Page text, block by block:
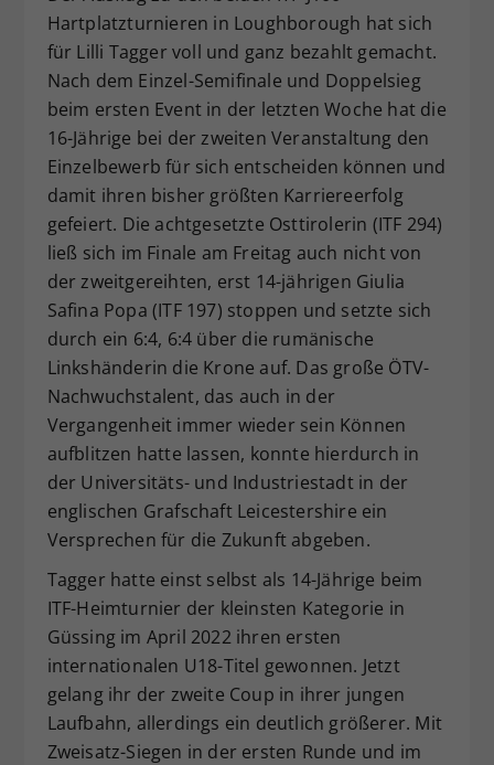
Hartplatzturnieren in Loughborough hat sich
für Lilli Tagger voll und ganz bezahlt gemacht.
Nach dem Einzel-Semifinale und Doppelsieg
beim ersten Event in der letzten Woche hat die
16-Jährige bei der zweiten Veranstaltung den
Einzelbewerb für sich entscheiden können und
damit ihren bisher größten Karriereerfolg
gefeiert. Die achtgesetzte Osttirolerin (ITF 294)
ließ sich im Finale am Freitag auch nicht von
der zweitgereihten, erst 14-jährigen Giulia
Safina Popa (ITF 197) stoppen und setzte sich
durch ein 6:4, 6:4 über die rumänische
Linkshänderin die Krone auf. Das große ÖTV-
Nachwuchstalent, das auch in der
Vergangenheit immer wieder sein Können
aufblitzen hatte lassen, konnte hierdurch in
der Universitäts- und Industriestadt in der
englischen Grafschaft Leicestershire ein
Versprechen für die Zukunft abgeben.
Tagger hatte einst selbst als 14-Jährige beim
ITF-Heimturnier der kleinsten Kategorie in
Güssing im April 2022 ihren ersten
internationalen U18-Titel gewonnen. Jetzt
gelang ihr der zweite Coup in ihrer jungen
Laufbahn, allerdings ein deutlich größerer. Mit
Zweisatz-Siegen in der ersten Runde und im
Zweck
Dieser Wert speichert Ihre Consent-
Einstellungen. Unter anderem eine
zufällig generierte ID, für die
historische Speicherung Ihrer
Webseiten-Betreiber dies eingestellt
hat.